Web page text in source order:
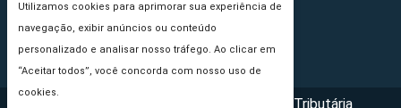
Utilizamos cookies para aprimorar sua experiência de
navegação, exibir anúncios ou conteúdo
personalizado e analisar nosso tráfego. Ao clicar em
“Aceitar todos”, você concorda com nosso uso de
cookies.
Princípios Editoriais
Copyright © 2026 - Portal da Reforma Tributária